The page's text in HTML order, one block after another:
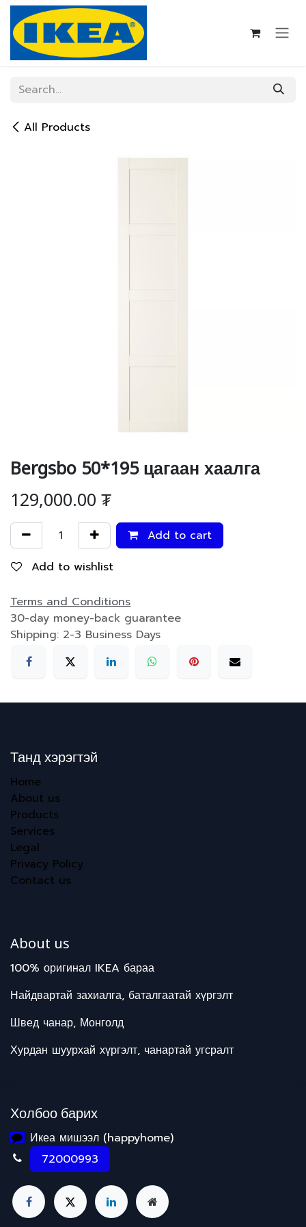
Skip to Content
All Products
Bergsbo 50*195 цагаан хаалга
129,000.00₮
Add to cart
Add to wishlist
Terms and Conditions
30-day money-back guarantee
Shipping: 2-3 Business Days
Танд хэрэгтэй
Home
About us
Products
Services
Legal
Privacy Policy
Contact us
About us
100% оригинал IKEA бараа
Найдвартай захиалга, баталгаатай хүргэлт
Швед чанар, Монголд
Хурдан шуурхай хүргэлт, чанартай угсралт
Холбоо барих
Икеа мишээл (happyhome)
72000993